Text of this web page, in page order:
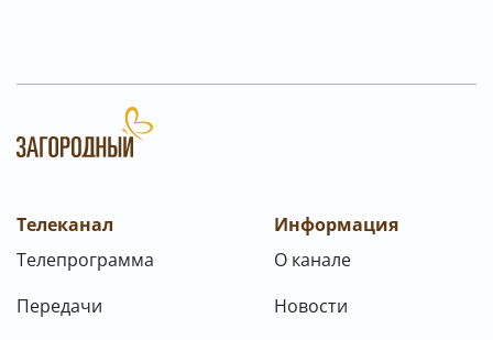
Телеканал
Телепрограмма
Передачи
Информация
О канале
Новости